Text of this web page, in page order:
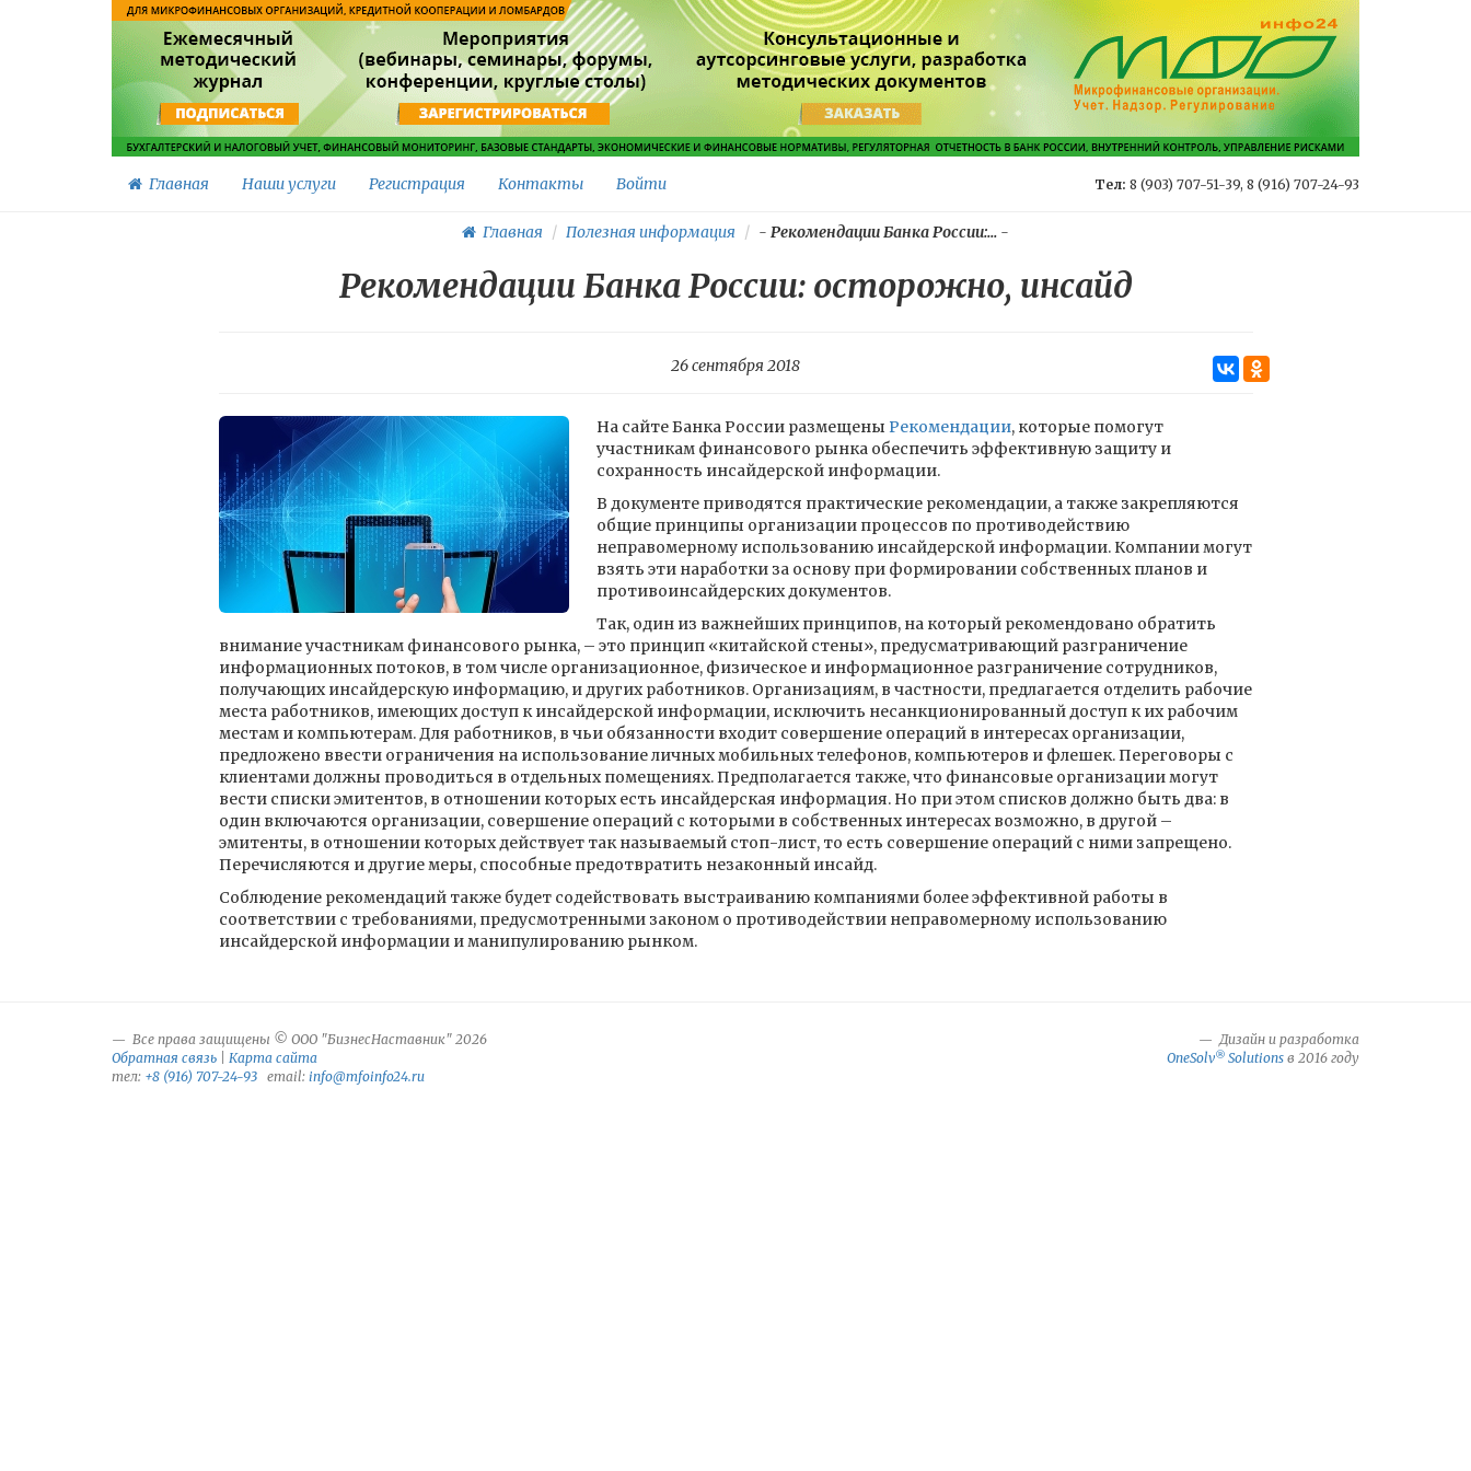
Главная Наши услуги Регистрация Контакты Войти Тел: 8 (903) 707-51-39, 8 (916) 707-24-93
Главная Полезная информация - Рекомендации Банка России:... -
Рекомендации Банка России: осторожно, инсайд
26 сентября 2018
На сайте Банка России размещены Рекомендации, которые помогут
участникам финансового рынка обеспечить эффективную защиту и
сохранность инсайдерской информации.
В документе приводятся практические рекомендации, а также закрепляются
общие принципы организации процессов по противодействию
неправомерному использованию инсайдерской информации. Компании могут
взять эти наработки за основу при формировании собственных планов и
противоинсайдерских документов.
Так, один из важнейших принципов, на который рекомендовано обратить
внимание участникам финансового рынка, – это принцип «китайской стены», предусматривающий разграничение
информационных потоков, в том числе организационное, физическое и информационное разграничение сотрудников,
получающих инсайдерскую информацию, и других работников. Организациям, в частности, предлагается отделить рабочие
места работников, имеющих доступ к инсайдерской информации, исключить несанкционированный доступ к их рабочим
местам и компьютерам. Для работников, в чьи обязанности входит совершение операций в интересах организации,
предложено ввести ограничения на использование личных мобильных телефонов, компьютеров и флешек. Переговоры с
клиентами должны проводиться в отдельных помещениях. Предполагается также, что финансовые организации могут
вести списки эмитентов, в отношении которых есть инсайдерская информация. Но при этом списков должно быть два: в
один включаются организации, совершение операций с которыми в собственных интересах возможно, в другой –
эмитенты, в отношении которых действует так называемый стоп-лист, то есть совершение операций с ними запрещено.
Перечисляются и другие меры, способные предотвратить незаконный инсайд.
Соблюдение рекомендаций также будет содействовать выстраиванию компаниями более эффективной работы в
соответствии с требованиями, предусмотренными законом о противодействии неправомерному использованию
инсайдерской информации и манипулированию рынком.
Все права защищены © ООО "БизнесНаставник" 2026
Обратная связь
Карта сайта
тел: +8 (916) 707-24-93 email: info@mfoinfo24.ru
Дизайн и разработка
OneSolv® Solutions в 2016 году